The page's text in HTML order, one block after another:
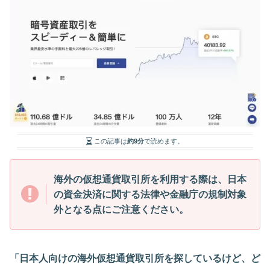
この記事は約9分で読めます。
海外の仮想通貨取引所を利用する際は、日本
の資金決済に関する法律や金融庁の規制対象
外となる点にご注意ください。
「日本人向けの海外仮想通貨取引所を探しているけど、ど